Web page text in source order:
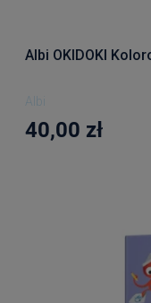
Albi OKIDOKI
Albi
40,00 zł